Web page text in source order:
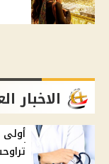
الاخبار
تراوحت